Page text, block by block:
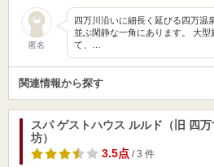
匿名
四万川沿いに細長く延びる四万温
並ぶ閑静な一角にあります。 大
て、…
関連情報から探す
スパ ゲストハウス ルルド（旧 四
坊）
3.5点/ 3 件